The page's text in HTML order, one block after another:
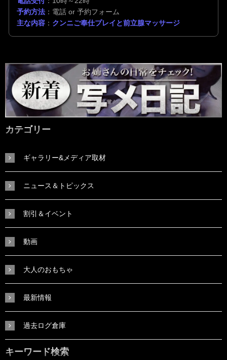
予約方法 ：電話 or 予約フォーム
主な内容 ： クンニご奉仕プレイと前立腺マッサージ
カテゴリー
ギャラリー&メディア取材
ニュース＆トピックス
割引＆イベント
動画
大人のおもちゃ
最新情報
過去ログ倉庫
キーワード検索